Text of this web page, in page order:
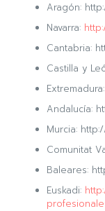
Aragón:
Navarra:
Cantabria:
Castilla y
Andalucía:
Murcia:
Comunitat
Baleares:
Euskadi: